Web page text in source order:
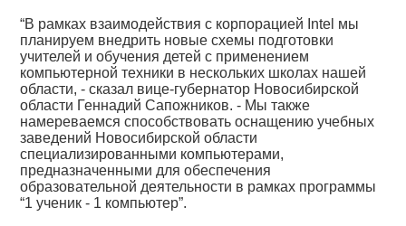
“В рамках взаимодействия с корпорацией Intel мы
планируем внедрить новые схемы подготовки
учителей и обучения детей с применением
компьютерной техники в нескольких школах нашей
области, - сказал вице-губернатор Новосибирской
области Геннадий Сапожников. - Мы также
намереваемся способствовать оснащению учебных
заведений Новосибирской области
специализированными компьютерами,
предназначенными для обеспечения
образовательной деятельности в рамках программы
“1 ученик - 1 компьютер”.